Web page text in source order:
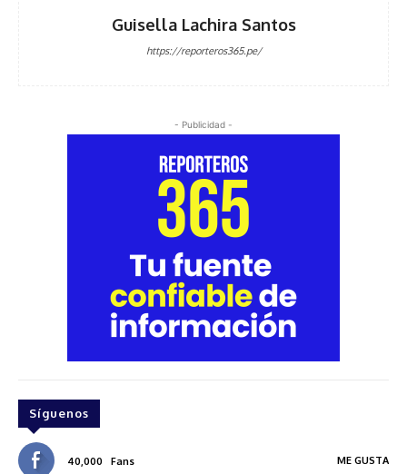
Guisella Lachira Santos
https://reporteros365.pe/
- Publicidad -
Síguenos
40,000 Fans ME GUSTA